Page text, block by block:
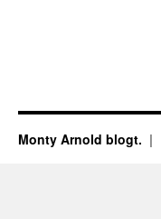
Monty Arnold blogt.